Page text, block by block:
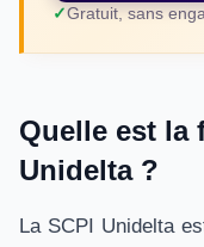
Gratuit, sans
Quelle est la
Unidelta ?
La SCPI Unidelta